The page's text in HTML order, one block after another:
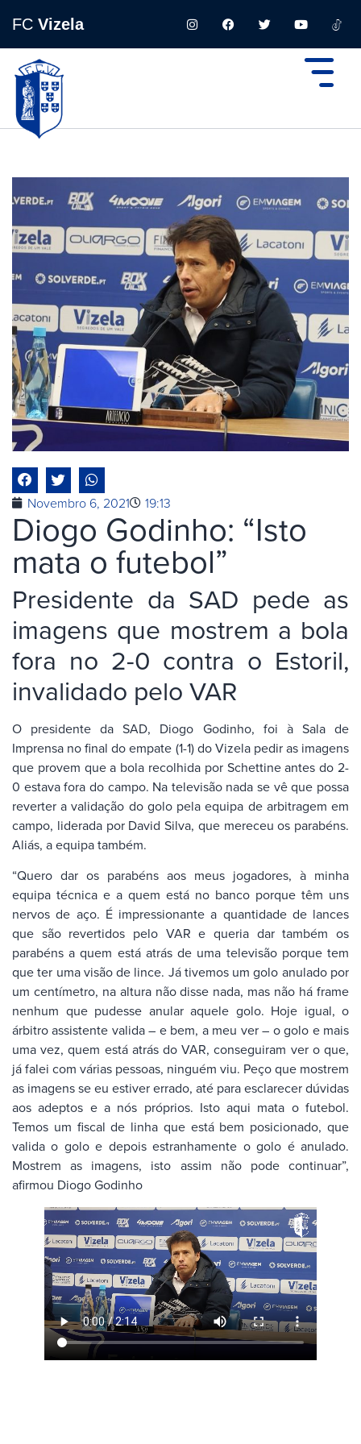
FC Vizela
Novembro 6, 2021 19:13
Diogo Godinho: “Isto
mata o futebol”
Presidente da SAD pede as
imagens que mostrem a bola
fora no 2-0 contra o Estoril,
invalidado pelo VAR
O presidente da SAD, Diogo Godinho, foi à Sala de
Imprensa no final do empate (1-1) do Vizela pedir as imagens
que provem que a bola recolhida por Schettine antes do 2-
0 estava fora do campo. Na televisão nada se vê que possa
reverter a validação do golo pela equipa de arbitragem em
campo, liderada por David Silva, que mereceu os parabéns.
Aliás, a equipa também.
“Quero dar os parabéns aos meus jogadores, à minha
equipa técnica e a quem está no banco porque têm uns
nervos de aço. É impressionante a quantidade de lances
que são revertidos pelo VAR e queria dar também os
parabéns a quem está atrás de uma televisão porque tem
que ter uma visão de lince. Já tivemos um golo anulado por
um centímetro, na altura não disse nada, mas não há frame
nenhum que pudesse anular aquele golo. Hoje igual, o
árbitro assistente valida – e bem, a meu ver – o golo e mais
uma vez, quem está atrás do VAR, conseguiram ver o que,
já falei com várias pessoas, ninguém viu. Peço que mostrem
as imagens se eu estiver errado, até para esclarecer dúvidas
aos adeptos e a nós próprios. Isto aqui mata o futebol.
Temos um fiscal de linha que está bem posicionado, que
valida o golo e depois estranhamente o golo é anulado.
Mostrem as imagens, isto assim não pode continuar”,
afirmou Diogo Godinho